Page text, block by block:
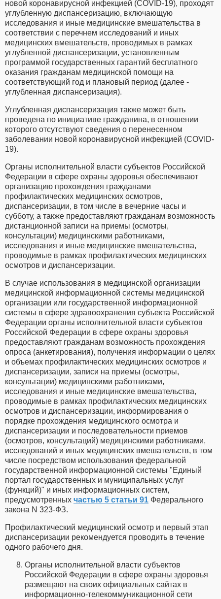
новой коронавирусной инфекцией (COVID-19), проходят
углубленную диспансеризацию, включающую
исследования и иные медицинские вмешательства в
соответствии с перечнем исследований и иных
медицинских вмешательств, проводимых в рамках
углубленной диспансеризации, установленным
программой государственных гарантий бесплатного
оказания гражданам медицинской помощи на
соответствующий год и плановый период (далее -
углубленная диспансеризация).
Углубленная диспансеризация также может быть
проведена по инициативе гражданина, в отношении
которого отсутствуют сведения о перенесенном
заболевании новой коронавирусной инфекцией (COVID-
19).
Органы исполнительной власти субъектов Российской
Федерации в сфере охраны здоровья обеспечивают
организацию прохождения гражданами
профилактических медицинских осмотров,
диспансеризации, в том числе в вечерние часы и
субботу, а также предоставляют гражданам возможность
дистанционной записи на приемы (осмотры,
консультации) медицинскими работниками,
исследования и иные медицинские вмешательства,
проводимые в рамках профилактических медицинских
осмотров и диспансеризации.
В случае использования в медицинской организации
медицинской информационной системы медицинской
организации или государственной информационной
системы в сфере здравоохранения субъекта Российской
Федерации органы исполнительной власти субъектов
Российской Федерации в сфере охраны здоровья
предоставляют гражданам возможность прохождения
опроса (анкетирования), получения информации о целях
и объемах профилактических медицинских осмотров и
диспансеризации, записи на приемы (осмотры,
консультации) медицинскими работниками,
исследования и иные медицинские вмешательства,
проводимые в рамках профилактических медицинских
осмотров и диспансеризации, информирования о
порядке прохождения медицинского осмотра и
диспансеризации и последовательности приемов
(осмотров, консультаций) медицинскими работниками,
исследований и иных медицинских вмешательств, в том
числе посредством использования федеральной
государственной информационной системы "Единый
портал государственных и муниципальных услуг
(функций)" и иных информационных систем,
предусмотренных частью 5 статьи 91 Федерального
закона N 323-ФЗ.
Профилактический медицинский осмотр и первый этап
диспансеризации рекомендуется проводить в течение
одного рабочего дня.
Органы исполнительной власти субъектов
Российской Федерации в сфере охраны здоровья
размещают на своих официальных сайтах в
информационно-телекоммуникационной сети